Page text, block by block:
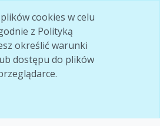
cookies w celu
z Polityką
określić warunki
dostępu do plików